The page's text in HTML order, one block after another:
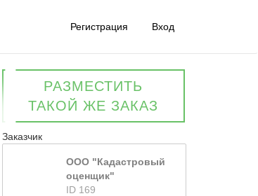
Регистрация Вход
РАЗМЕСТИТЬ
ТАКОЙ ЖЕ ЗАКАЗ
Заказчик
ООО "Кадастровый
оценщик"
ID 169